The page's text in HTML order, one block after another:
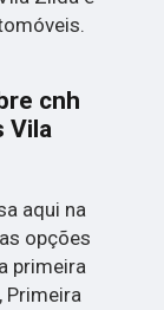
cnh
Vila
aqui na
opções
primeira
Primeira